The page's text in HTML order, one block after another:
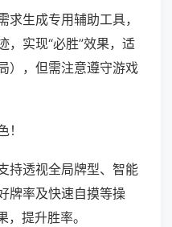
求生成专用辅助工具，
，实现“必胜”效果，适
），但需注意遵守游戏
持透视全局牌型、智能
牌率及快速自摸等操
提升胜率。